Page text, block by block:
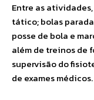
Entre as
tático; bolas
posse de bola e
além de treinos de
supervisão do
de exames médicos.